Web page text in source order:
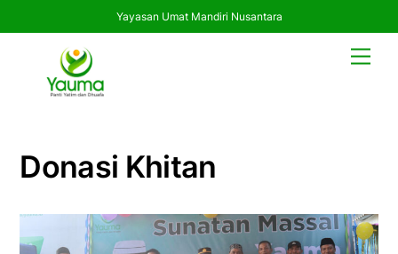
Yayasan Umat Mandiri Nusantara
Donasi Khitan